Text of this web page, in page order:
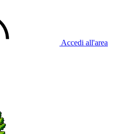
Accedi all'area